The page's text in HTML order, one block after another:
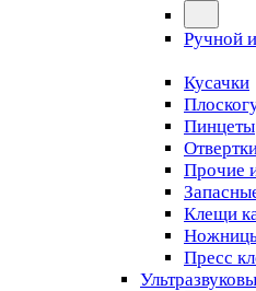
Ручной
Кусачки
Пинцеты
Прочие
Клещи
Пресс